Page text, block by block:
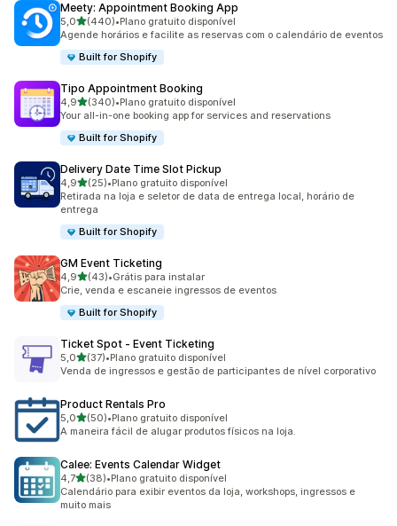
Meety: Appointment Booking App
5,0de 5 estrelas
(440)
440 avaliações ao todo
•Plano gratuito disponível
Agende horários e facilite as reservas com o calendário de eventos
Built for Shopify
Tipo Appointment Booking
4,9de 5 estrelas
(340)
340 avaliações ao todo
•Plano gratuito disponível
Your all-in-one booking app for services and reservations
Built for Shopify
Delivery Date Time Slot Pickup
4,9de 5 estrelas
(25)
25 avaliações ao todo
•Plano gratuito disponível
Retirada na loja e seletor de data de entrega local, horário de
entrega
Built for Shopify
GM Event Ticketing
4,9de 5 estrelas
(43)
43 avaliações ao todo
•Grátis para instalar
Crie, venda e escaneie ingressos de eventos
Built for Shopify
Ticket Spot ‑ Event Ticketing
5,0de 5 estrelas
(37)
37 avaliações ao todo
•Plano gratuito disponível
Venda de ingressos e gestão de participantes de nível corporativo
Product Rentals Pro
5,0de 5 estrelas
(50)
50 avaliações ao todo
•Plano gratuito disponível
A maneira fácil de alugar produtos físicos na loja.
Calee: Events Calendar Widget
4,7de 5 estrelas
(38)
38 avaliações ao todo
•Plano gratuito disponível
Calendário para exibir eventos da loja, workshops, ingressos e
muito mais